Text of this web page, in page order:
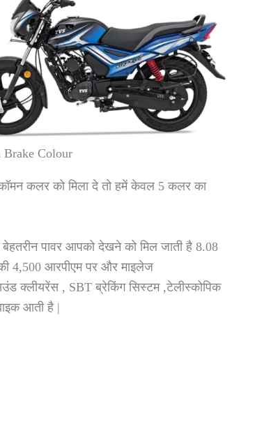
Colour
कलर को मिला दे तो हमें केवल 5 कलर का
पावर आपको देखने को मिल जाती है 8.08
4,500 आरपीएम पर और माइलेज
क्लीयरेंस , SBT ब्रेकिंग सिस्टम ,टेलीस्कोपिक
आती है |